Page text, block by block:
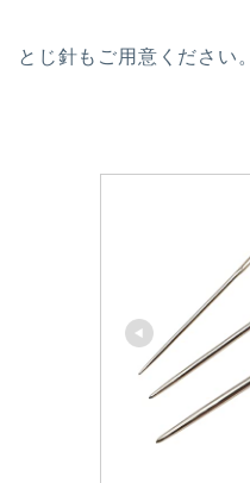
とじ針もご用意ください。